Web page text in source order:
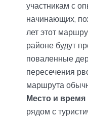
участникам с
начинающих,
лет этот
районе будут
поваленные
пересечения
маршрута
Место и время
рядом с